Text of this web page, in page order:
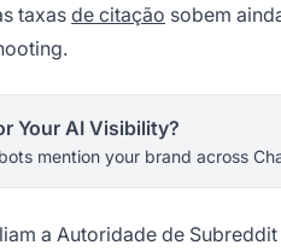
taxasde citação sobem
Your AI Visibility?
mention your brand across
a Autoridade de Subreddit